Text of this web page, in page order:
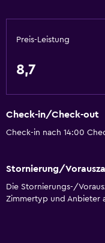
Preis-Leistung
8,7
Check-in/Check-out
Check-in nach 14:00
Stornierung/
Die Stornierungs-/
Zimmertyp und Anbieter